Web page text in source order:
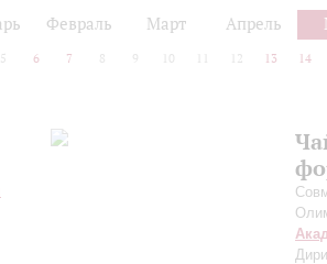
Февраль Март Апрель
5 6 7 8 9 10 12 13 14